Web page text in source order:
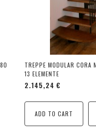
TREPPE MODULAR
13 ELEMENTE
2.145,24 €
ADD TO CART